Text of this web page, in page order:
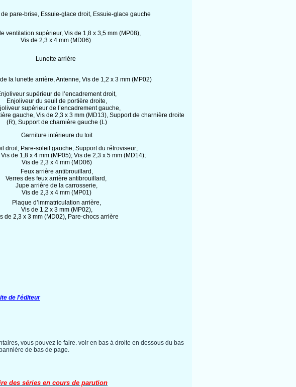
de pare-brise, Essuie-glace droit, Essuie-glace gauche
ventilation supérieur, Vis de 1,8 x 3,5 mm (MP08),
Vis de 2,3 x 4 mm (MD06)
Lunette arrière
la lunette arrière, Antenne, Vis de 1,2 x 3 mm (MP02)
supérieur de l’encadrement droit,
Enjoliveur du seuil de portière droite,
supérieur de l’encadrement gauche,
gauche, Vis de 2,3 x 3 mm (MD13), Support de charnière droite
(R), Support de charnière gauche (L)
Garniture intérieure du toit
droit; Pare-soleil gauche; Support du rétroviseur;
de 1,8 x 4 mm (MP05); Vis de 2,3 x 5 mm (MD14);
Vis de 2,3 x 4 mm (MD06)
Feux arrière antibrouillard,
Verres des feux arrière antibrouillard,
Jupe arrière de la carrosserie,
Vis de 2,3 x 4 mm (MP01)
Plaque d’immatriculation arrière,
Vis de 1,2 x 3 mm (MP02),
de 2,3 x 3 mm (MD02), Pare-chocs arrière
de l'éditeur
vous pouvez le faire. voir en bas à droite en dessous du bas
de bas de page.
des séries en cours de parution